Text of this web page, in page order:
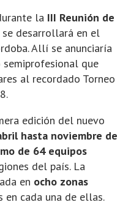
la III Reunión de
se desarrollará en el
. Allí se anunciaría
que
al recordado Torneo
edición del nuevo
hasta noviembre de
de 64 equipos
del país. La
en ocho zonas
en cada una de ellas.